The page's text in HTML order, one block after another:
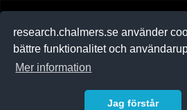
research.chalmers.se använder
bättre funktionalitet och
Mer information
Jag förstår